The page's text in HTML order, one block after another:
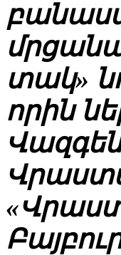
տակ»
որին